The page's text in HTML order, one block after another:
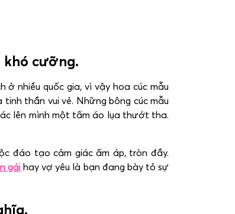
khó cưỡng.
nhiều quốc gia, vì vậy hoa cúc mẫu
thần vui vẻ. Những bông cúc mẫu
lên mình một tấm áo lụa thướt tha.
đáo tạo cảm giác ấm áp, tròn đầy.
gái hay vợ yêu là bạn đang bày tỏ sự